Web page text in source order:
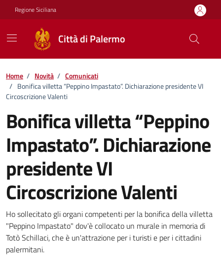
Vai ai contenuti
Vai al footer
Regione Siciliana
Città di Palermo
Home / Novità / Comunicati
/ Bonifica villetta “Peppino Impastato”. Dichiarazione presidente VI
Circoscrizione Valenti
Bonifica villetta “Peppino
Impastato”. Dichiarazione
presidente VI
Circoscrizione Valenti
Dettagli della notizia
Ho sollecitato gli organi competenti per la bonifica della villetta
"Peppino Impastato" dov'è collocato un murale in memoria di
Totò Schillaci, che è un'attrazione per i turisti e per i cittadini
palermitani.